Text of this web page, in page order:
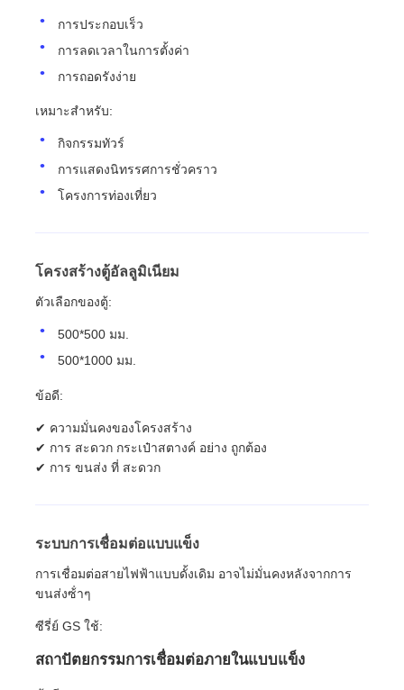
การประกอบเร็ว
การลดเวลาในการตั้งค่า
การถอดรังง่าย
เหมาะสําหรับ:
กิจกรรมทัวร์
การแสดงนิทรรศการชั่วคราว
โครงการท่องเที่ยว
โครงสร้างตู้อัลลูมิเนียม
ตัวเลือกของตู้:
500*500 มม.
500*1000 มม.
ข้อดี:
✔ ความมั่นคงของโครงสร้าง
✔ การ สะดวก กระเป๋าสตางค์ อย่าง ถูกต้อง
✔ การ ขนส่ง ที่ สะดวก
ระบบการเชื่อมต่อแบบแข็ง
การเชื่อมต่อสายไฟฟ้าแบบดั้งเดิม อาจไม่มั่นคงหลังจากการ
ขนส่งซ้ําๆ
ซีรี่ย์ GS ใช้:
สถาปัตยกรรมการเชื่อมต่อภายในแบบแข็ง